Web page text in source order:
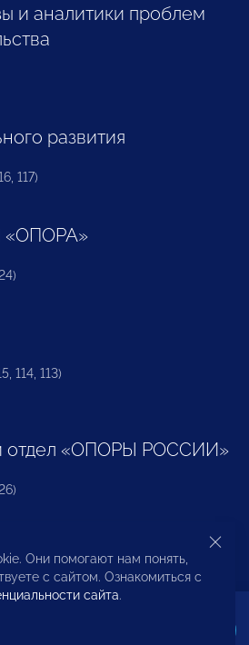
и аналитики проблем
развития
117)
«ОПОРА»
114, 113)
отдел «ОПОРЫ РОССИИ»
предпринимателей и
Они помогают нам понять,
с сайтом. Ознакомиться с
сайта.